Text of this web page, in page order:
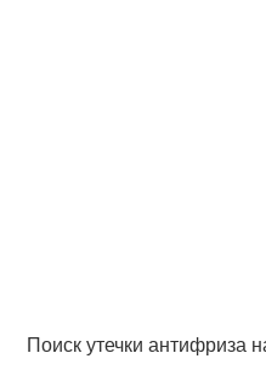
Поиск утечки антифриза